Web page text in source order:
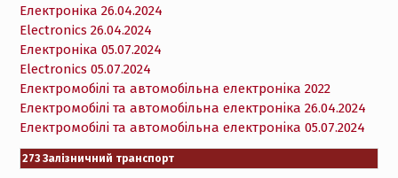
Електроніка 26.04.2024
Electronics 26.04.2024
Електроніка 05.07.2024
Electronics 05.07.2024
Електромобілі та автомобільна електроніка 2022
Електромобілі та автомобільна електроніка 26.04.2024
Електромобілі та автомобільна електроніка 05.07.2024
273 Залізничний транспорт